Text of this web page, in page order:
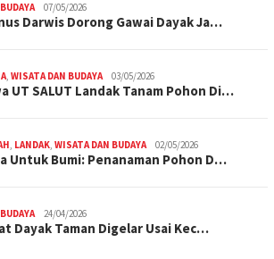
07/05/2026
Darwis Dorong Gawai Dayak Ja…
, WISATA DAN BUDAYA 03/05/2026
UT SALUT Landak Tanam Pohon Di…
, LANDAK, WISATA DAN BUDAYA 02/05/2026
Untuk Bumi: Penanaman Pohon D…
24/04/2026
Dayak Taman Digelar Usai Kec…